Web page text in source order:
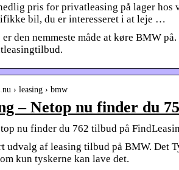
pris for privatleasing på lager
bil, du er interesseret i at leje …
den nemmeste måde at køre BMW
› leasing › bmw
– Netop nu finder du
nu finder du 762 tilbud på
udvalg af leasing tilbud på BMW.
kun tyskerne kan lave det.